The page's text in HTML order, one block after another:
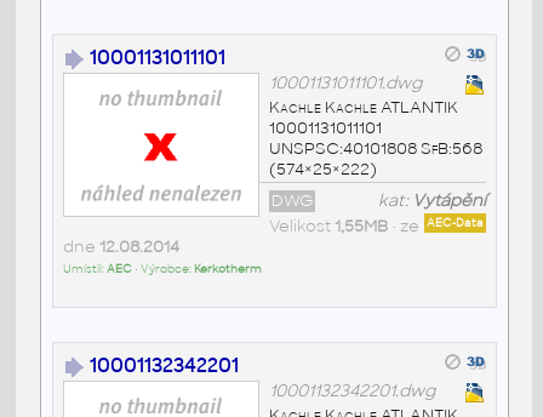
10001131011101
10001131011101.dwg
Kachle Kachle ATLANTIK
10001131011101
UNSPSC:40101808 SfB:568
(574×25×222)
kat: Vytápění
DWG
AEC-Data
Velikost 1,55MB• ze
dne 12.08.2014
Umístil:AEC• Výrobce: Kerkotherm
10001132342201
10001132342201.dwg